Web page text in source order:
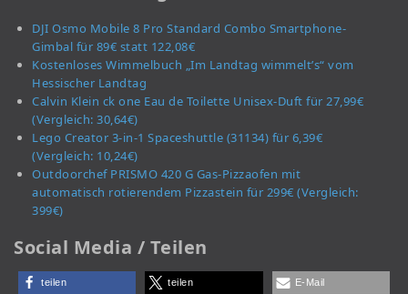
DJI Osmo Mobile 8 Pro Standard Combo Smartphone-
Gimbal für 89€ statt 122,08€
Kostenloses Wimmelbuch „Im Landtag wimmelt’s“ vom
Hessischer Landtag
Calvin Klein ck one Eau de Toilette Unisex-Duft für 27,99€
(Vergleich: 30,64€)
Lego Creator 3-in-1 Spaceshuttle (31134) für 6,39€
(Vergleich: 10,24€)
Outdoorchef PRISMO 420 G Gas-Pizzaofen mit
automatisch rotierendem Pizzastein für 299€ (Vergleich:
399€)
Social Media / Teilen
teilen teilen E-Mail